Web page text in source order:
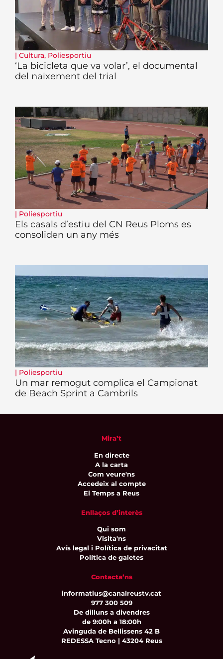
| Cultura, Poliesportiu
‘La bicicleta que va volar’, el documental
del naixement del trial
| Poliesportiu
Els casals d’estiu del CN Reus Ploms es
consoliden un any més
| Poliesportiu
Un mar remogut complica el Campionat
de Beach Sprint a Cambrils
Mira’t
En directe
A la carta
Com veure'ns
Accedeix al compte
El Temps a Reus
Enllaços d’interès
Qui som
Visita'ns
Avís legal i Política de privacitat
Política de galetes
Contacta’ns
informatius@canalreustv.cat
977 300 509
De dilluns a divendres
de 9:00h a 18:00h
Avinguda de Bellissens 42 B
REDESSA Tecno | 43204 Reus